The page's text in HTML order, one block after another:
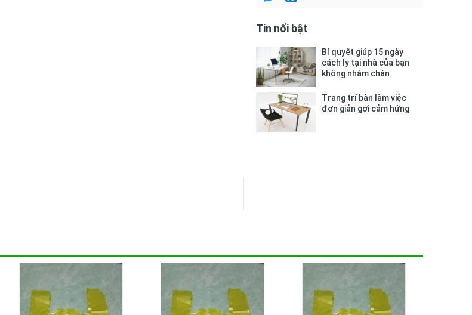
Tin nổi bật
Bí quyết giúp 15 ngày
cách ly tại nhà của bạn
không nhàm chán
Trang trí bàn làm việc
đơn giản gợi cảm hứng